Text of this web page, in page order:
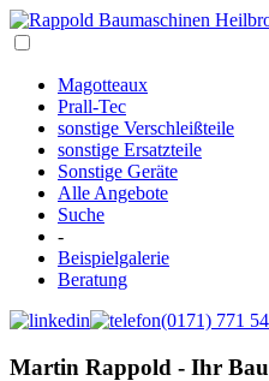
Magotteaux
Prall-Tec
sonstige Verschleißteile
sonstige Ersatzteile
Sonstige Geräte
Alle Angebote
Suche
-
Beispielgalerie
Beratung
(0171) 771
Martin Rappold - Ihr